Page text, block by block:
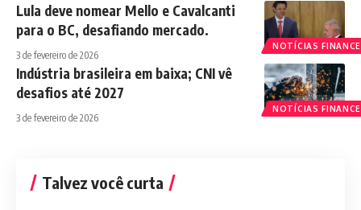
NOTÍCIAS
Lula deve nomear Mello e Cavalcanti
para o BC, desafiando mercado.
3 de fevereiro de 2026
NOTÍCIAS
Indústria brasileira em baixa; CNI vê
desafios até 2027
3 de fevereiro de 2026
Talvez você curta